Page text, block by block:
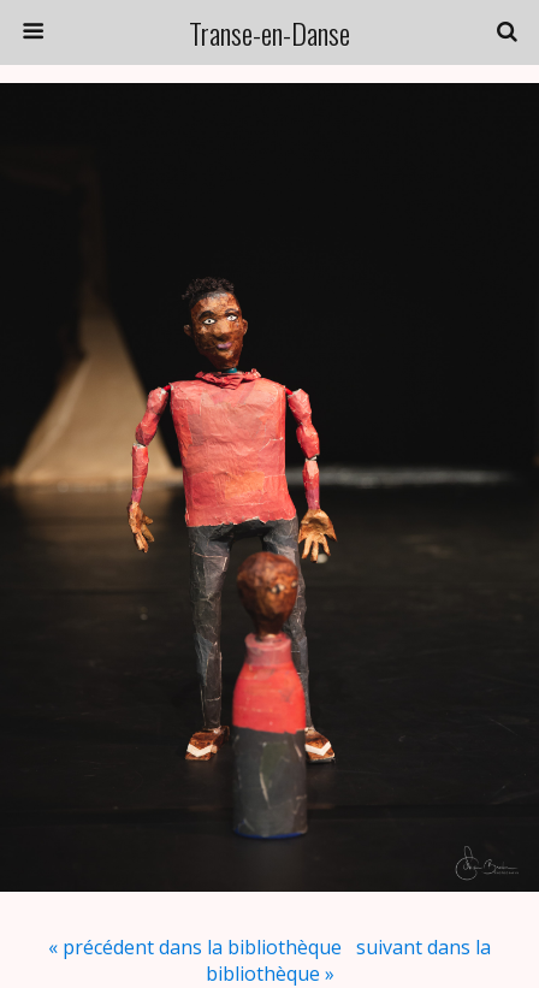
Transe-en-Danse
« précédent dans la bibliothèque suivant dans la
bibliothèque »